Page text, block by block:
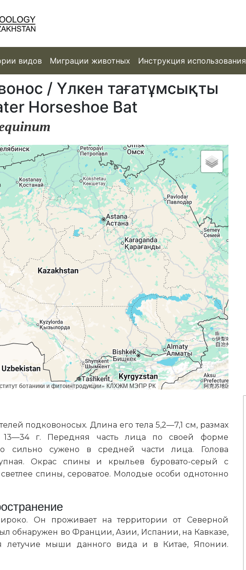
видов Миграции животных Инструкция использования
/ Үлкен тағатұмсықты
Horseshoe Bat
ботаники и фитоинтродукции» КЛХЖМ МЭПР РК
подковоносых. Длина его тела 5,2—7,1 см, размах
г. Передняя часть лица по своей форме
сильно сужено в средней части лица. Голова
Окрас спины и крыльев буровато-серый с
спины, сероватое. Молодые особи однотонно
Он проживает на территории от Северной
обнаружен во Франции, Азии, Испании, на Кавказе,
летучие мыши данного вида и в Китае, Японии.